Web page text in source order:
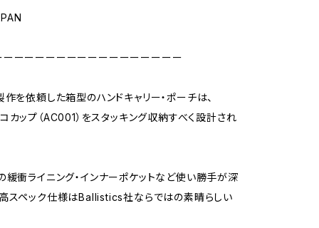
ーーーーーーーーーーーーーーーーー
を依頼した箱型のハンドキャリー・ポーチは、
カップ（AC001）をスタッキング収納すべく設計され
緩衝ライニング・インナーポケットなど使い勝手が深
スペック仕様はBallistics社ならではの素晴らしい